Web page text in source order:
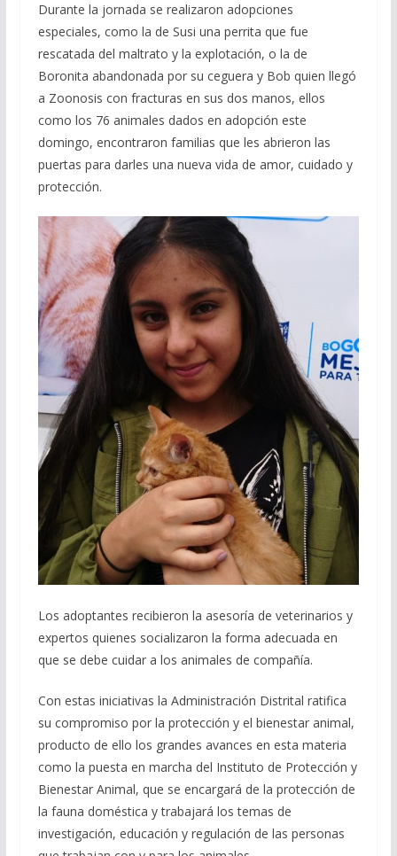
Durante la jornada se realizaron adopciones
especiales, como la de Susi una perrita que fue
rescatada del maltrato y la explotación, o la de
Boronita abandonada por su ceguera y Bob quien llegó
a Zoonosis con fracturas en sus dos manos, ellos
como los 76 animales dados en adopción este
domingo, encontraron familias que les abrieron las
puertas para darles una nueva vida de amor, cuidado y
protección.
Los adoptantes recibieron la asesoría de veterinarios y
expertos quienes socializaron la forma adecuada en
que se debe cuidar a los animales de compañía.
Con estas iniciativas la Administración Distrital ratifica
su compromiso por la protección y el bienestar animal,
producto de ello los grandes avances en esta materia
como la puesta en marcha del Instituto de Protección y
Bienestar Animal, que se encargará de la protección de
la fauna doméstica y trabajará los temas de
investigación, educación y regulación de las personas